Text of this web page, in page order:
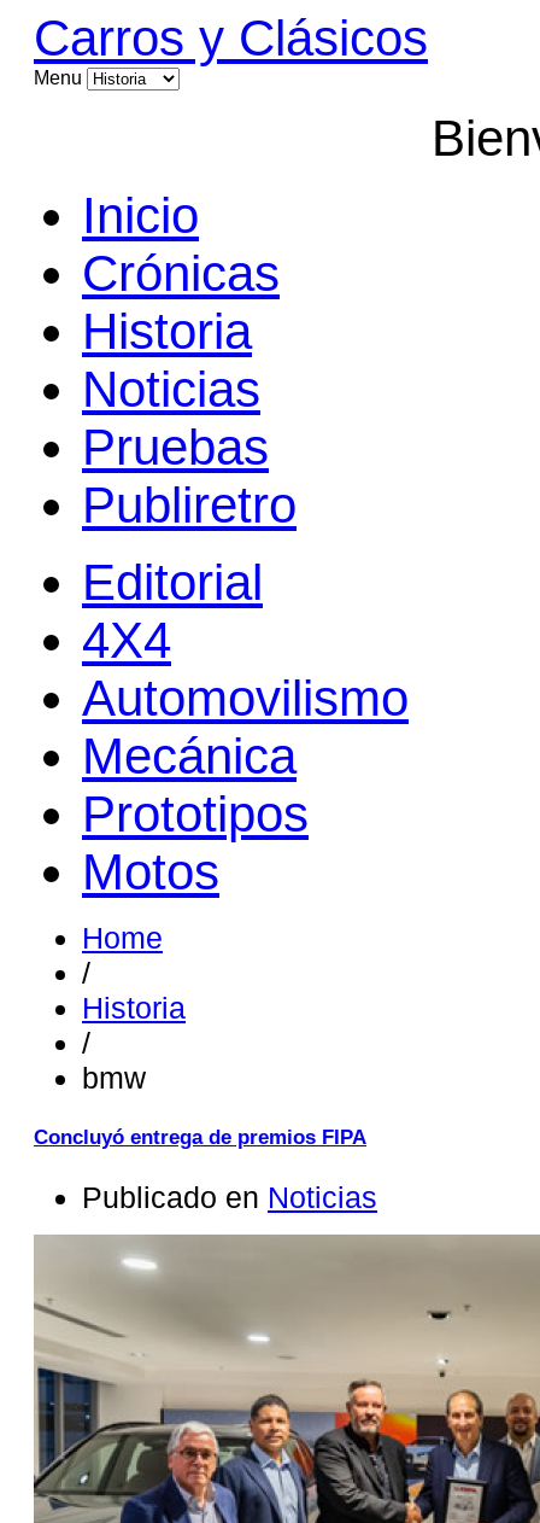
Carros y Clásicos
Menu
Inicio
Crónicas
Historia
Noticias
Pruebas
Publiretro
Editorial
4X4
Automovilismo
Mecánica
Prototipos
Motos
Home
/
Historia
/
bmw
Concluyó entrega de premios FIPA
Publicado en Noticias